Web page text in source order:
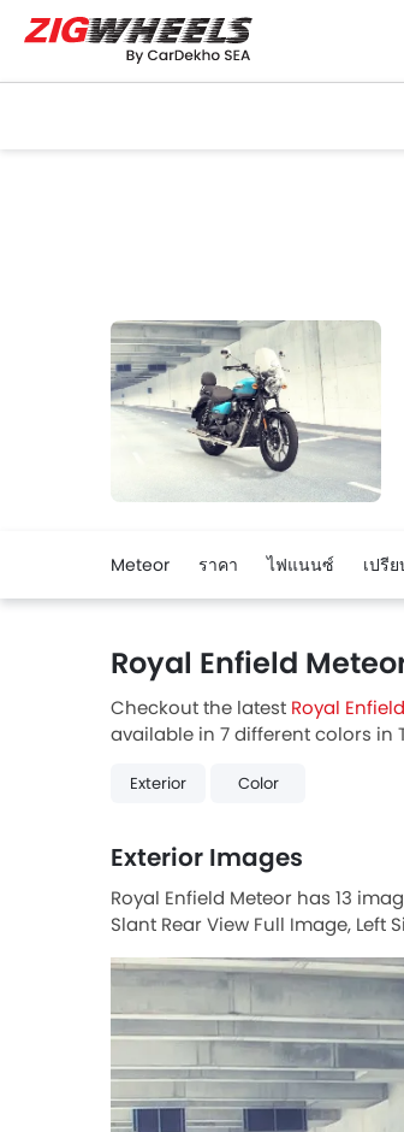
Meteor ราคา ไฟแนนซ์ เปรี
Royal Enfield
Checkout the latest Royal
available in 7 different colors in
Exterior Color
Exterior Images
Royal Enfield Meteor has 13
Slant Rear View Full Image, Left
Slant Back Side View Right.